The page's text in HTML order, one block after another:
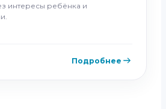
интересы ребёнка и
Подробнее